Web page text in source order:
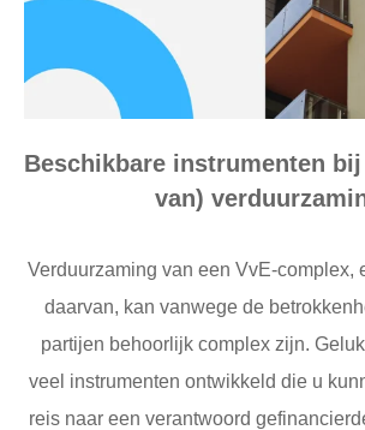
Beschikbare instrumenten
van)
Verduurzaming van een VvE-complex,
daarvan, kan vanwege de
partijen behoorlijk complex zijn.
veel instrumenten ontwikkeld die u
reis naar een verantwoord